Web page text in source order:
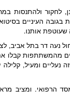
ולהתנסות
בגובה העיניים
שעוטפת אותנו.
נעה דר בתל אביב,
מהמשתתפות קבלו
נעליים ומעיל,
ומציב